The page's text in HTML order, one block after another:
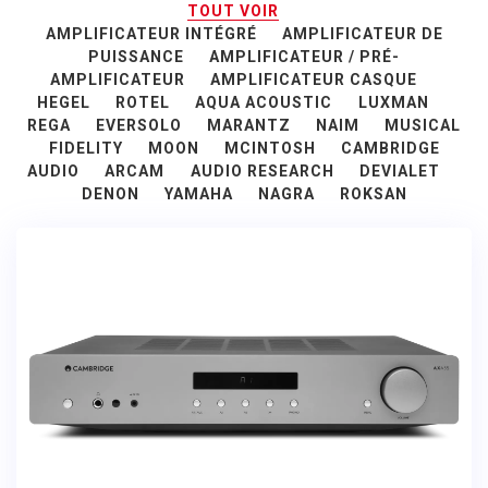
TOUT VOIR
AMPLIFICATEUR INTÉGRÉ
AMPLIFICATEUR DE
PUISSANCE
AMPLIFICATEUR / PRÉ-
AMPLIFICATEUR
AMPLIFICATEUR CASQUE
HEGEL
ROTEL AQUA ACOUSTIC
LUXMAN
REGA
EVERSOLO MARANTZ NAIM
MUSICAL
FIDELITY
MOON MCINTOSH
CAMBRIDGE
AUDIO
ARCAM AUDIO RESEARCH
DEVIALET
DENON
YAMAHA NAGRA ROKSAN